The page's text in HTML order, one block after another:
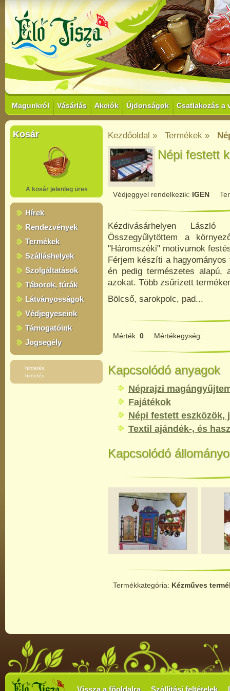
Magunkról Vásárlás Akciók Újdonságok Csatlakozás a
Kosár
A kosár jelenleg üres
Hírek
Rendezvények
Termékek
Szálláshelyek
Szolgáltatások
Táborok, túrák
Látványosságok
Védjegyeseink
Támogatóink
Jogsegély
hirdetés
hirdetés
Kezdőoldal » Termékek »
Népi festett
Védjeggyel rendelkezik: IGEN
Kézdivásárhelyen
Összegyűlytöttem a
"Háromszéki" motívumok
Férjem készíti a
én pedig természetes alapú,
azokat. Több zsűrizett
Bölcső, sarokpolc, pad...
Mérték: 0 Mértékegység:
Kapcsolódó anyagok
Néprajzi
Fajátékok
Népi festett eszközök,
Textil ajándék-, és
Kapcsolódó
Termékkategória: Kézműves
Vissza a főoldalra Szállítási feltételek